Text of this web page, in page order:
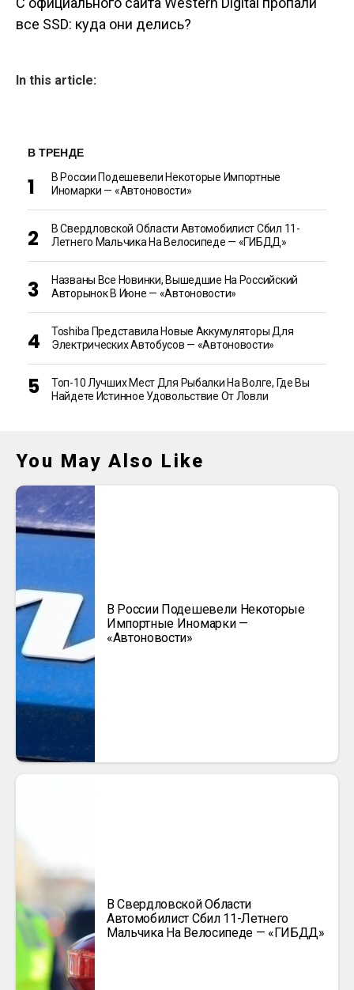
все SSD: куда они делись?
In this article:
В ТРЕНДЕ
В России Подешевели Некоторые Импортные
Иномарки — «Автоновости»
В Свердловской Области Автомобилист Сбил 11-
Летнего Мальчика На Велосипеде — «ГИБДД»
Названы Все Новинки, Вышедшие На Российский
Авторынок В Июне — «Автоновости»
Toshiba Представила Новые Аккумуляторы Для
Электрических Автобусов — «Автоновости»
Топ-10 Лучших Мест Для Рыбалки На Волге, Где Вы
Найдете Истинное Удовольствие От Ловли
You May Also Like
В России Подешевели Некоторые
Импортные Иномарки —
«Автоновости»
В Свердловской Области
Автомобилист Сбил 11-Летнего
Мальчика На Велосипеде — «ГИБДД»